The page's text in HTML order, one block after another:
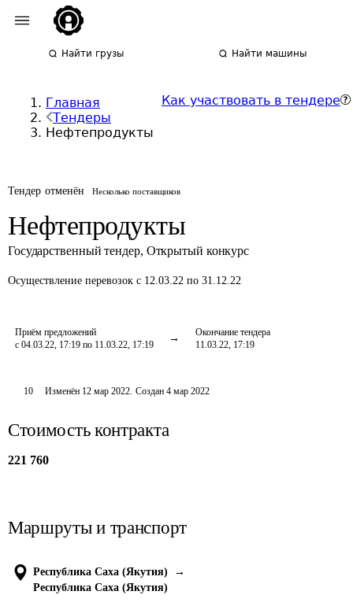
Найти грузы Найти машины
Главная
Тендеры
Нефтепродукты
Как участвовать в тендере
Тендер отменён Несколько поставщиков
Нефтепродукты
Государственный тендер, Открытый конкурс
Осуществление перевозок с 12.03.22 по 31.12.22
Приём предложений
с 04.03.22, 17:19 по 11.03.22, 17:19
Окончание тендера
11.03.22, 17:19
10 Изменён 12 мар 2022. Создан 4 мар 2022
Стоимость контракта
221 760
Маршруты и транспорт
Республика Саха (Якутия)
→
Республика Саха (Якутия)